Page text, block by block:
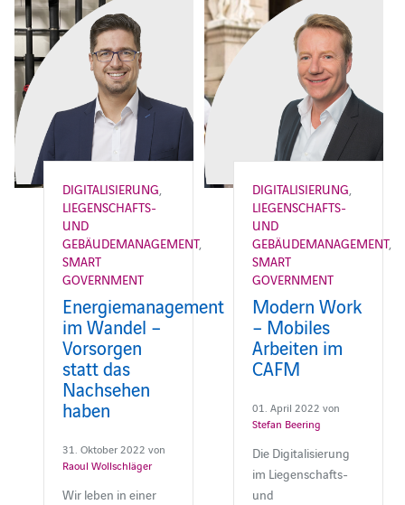
DIGITALISIERUNG,
LIEGENSCHAFTS-
UND
GEBÄUDEMANAGEMENT,
SMART
GOVERNMENT
Energiemanagement
im Wandel –
Vorsorgen
statt das
Nachsehen
haben
31. Oktober 2022 von
Raoul Wollschläger
Wir leben in einer
DIGITALISIERUNG,
LIEGENSCHAFTS-
UND
GEBÄUDEMANAGEMENT,
SMART
GOVERNMENT
Modern Work
– Mobiles
Arbeiten im
CAFM
01. April 2022 von
Stefan Beering
Die Digitalisierung
im Liegenschafts-
und